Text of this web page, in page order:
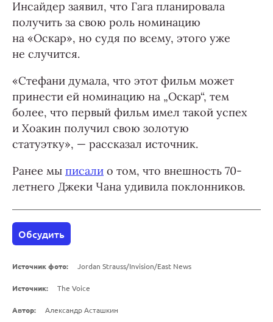
Инсайдер заявил, что Гага планировала
получить за свою роль номинацию
на «Оскар», но судя по всему, этого уже
не случится.
«Стефани думала, что этот фильм может
принести ей номинацию на „Оскар“, тем
более, что первый фильм имел такой успех
и Хоакин получил свою золотую
статуэтку», — рассказал источник.
Ранее мы писали о том, что внешность 70-
летнего Джеки Чана удивила поклонников.
Обсудить
Источник фото: Jordan Strauss/Invision/East News
Источник: The Voice
Автор: Александр Асташкин